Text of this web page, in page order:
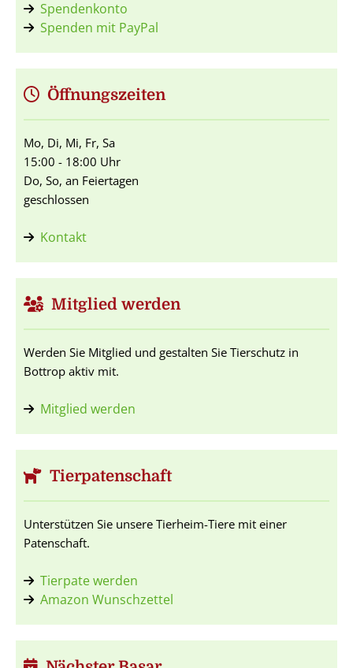
Spendenkonto
Spenden mit PayPal
Öffnungszeiten
Mo, Di, Mi, Fr, Sa
15:00 - 18:00 Uhr
Do, So, an Feiertagen
geschlossen
Kontakt
Mitglied werden
Werden Sie Mitglied und gestalten Sie Tierschutz in
Bottrop aktiv mit.
Mitglied werden
Tierpatenschaft
Unterstützen Sie unsere Tierheim-Tiere mit einer
Patenschaft.
Tierpate werden
Amazon Wunschzettel